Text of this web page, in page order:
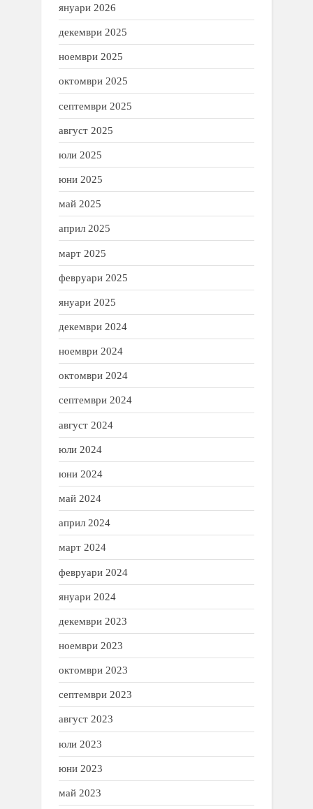
януари 2026
декември 2025
ноември 2025
октомври 2025
септември 2025
август 2025
юли 2025
юни 2025
май 2025
април 2025
март 2025
февруари 2025
януари 2025
декември 2024
ноември 2024
октомври 2024
септември 2024
август 2024
юли 2024
юни 2024
май 2024
април 2024
март 2024
февруари 2024
януари 2024
декември 2023
ноември 2023
октомври 2023
септември 2023
август 2023
юли 2023
юни 2023
май 2023